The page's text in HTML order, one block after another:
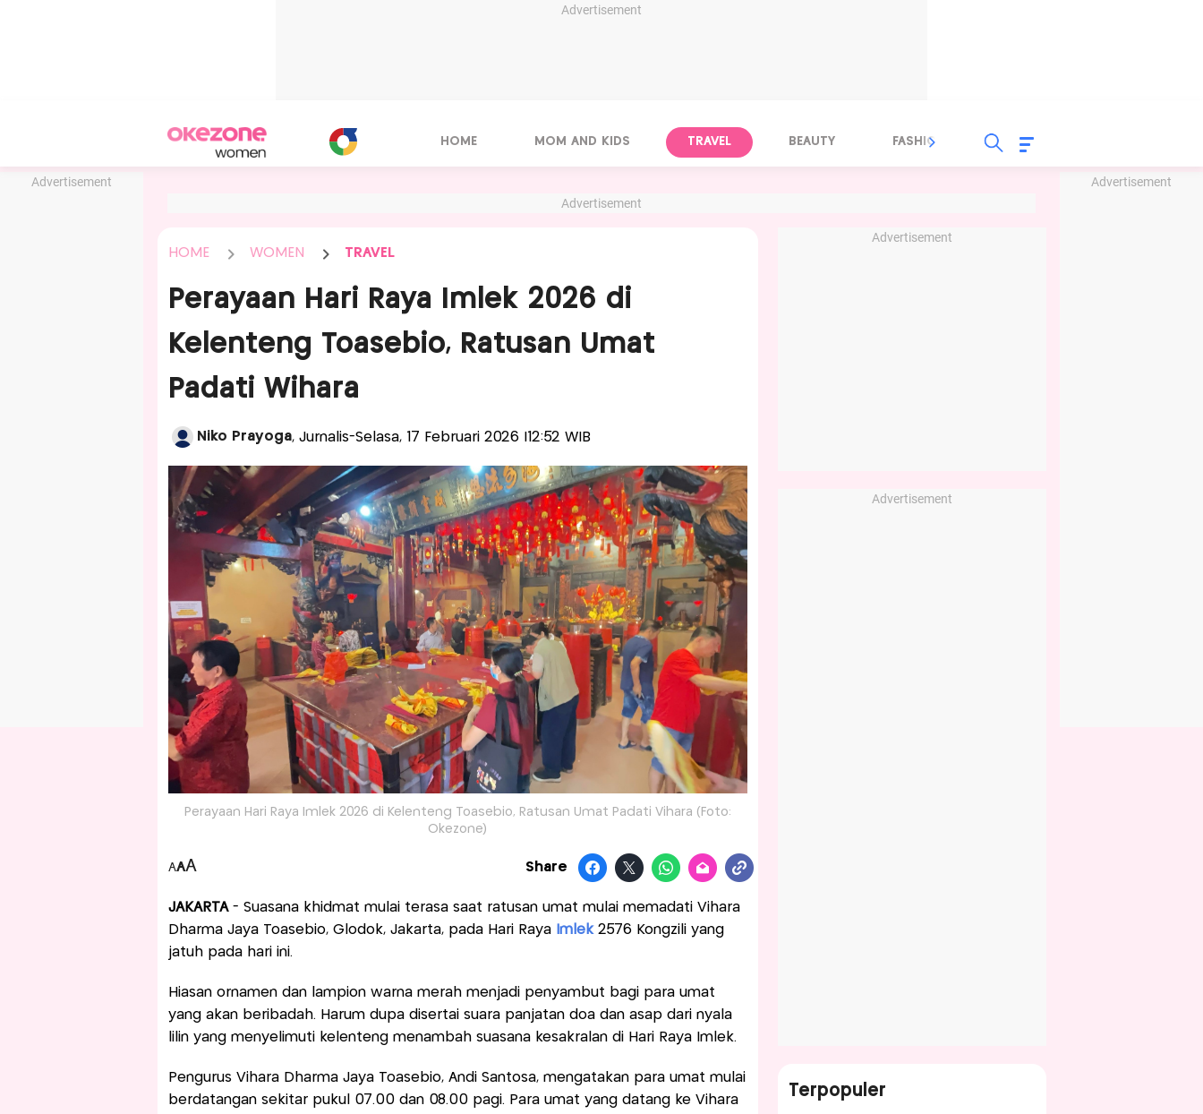
Advertisement
Advertisement Advertisement
HOME MOM AND KIDS TRAVEL BEAUTY FASHION FOOD
Advertisement
HOME WOMEN TRAVEL
Perayaan Hari Raya Imlek 2026 di
Kelenteng Toasebio, Ratusan Umat
Padati Wihara
Niko Prayoga, Jurnalis-Selasa, 17 Februari 2026 |12:52 WIB
Perayaan Hari Raya Imlek 2026 di Kelenteng Toasebio, Ratusan Umat Padati Vihara (Foto:
Okezone)
AAA Share
JAKARTA - Suasana khidmat mulai terasa saat ratusan umat mulai memadati Vihara
Dharma Jaya Toasebio, Glodok, Jakarta, pada Hari Raya Imlek2576 Kongzili yang
jatuh pada hari ini.
Hiasan ornamen dan lampion warna merah menjadi penyambut bagi para umat
yang akan beribadah. Harum dupa disertai suara panjatan doa dan asap dari nyala
lilin yang menyelimuti kelenteng menambah suasana kesakralan di Hari Raya Imlek.
Pengurus Vihara Dharma Jaya Toasebio, Andi Santosa, mengatakan para umat mulai
berdatangan sekitar pukul 07.00 dan 08.00 pagi. Para umat yang datang ke Vihara
Advertisement
Advertisement
Terpopuler